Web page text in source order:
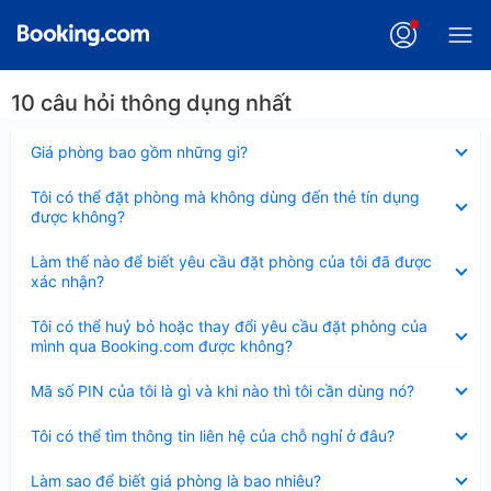
10 câu hỏi thông dụng nhất
Giá phòng bao gồm những gì?
thu
Tôi có thể đặt phòng mà không dùng đến thẻ tín dụng
được không?
thu
gọn
Làm thế nào để biết yêu cầu đặt phòng của tôi đã được
xác nhận?
thu
gọn
Tôi có thể huỷ bỏ hoặc thay đổi yêu cầu đặt phòng của
mình qua Booking.com được không?
thu
gọn
Mã số PIN của tôi là gì và khi nào thì tôi cần dùng nó?
thu
Tôi có thể tìm thông tin liên hệ của chỗ nghỉ ở đâu?
thu
Làm sao để biết giá phòng là bao nhiêu?
thu